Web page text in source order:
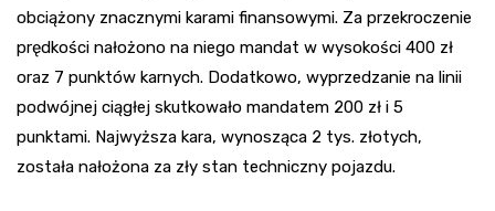
obciążony znacznymi karami finansowymi. Za przekroczenie
prędkości nałożono na niego mandat w wysokości 400 zł
oraz 7 punktów karnych. Dodatkowo, wyprzedzanie na linii
podwójnej ciągłej skutkowało mandatem 200 zł i 5
punktami. Najwyższa kara, wynosząca 2 tys. złotych,
została nałożona za zły stan techniczny pojazdu.